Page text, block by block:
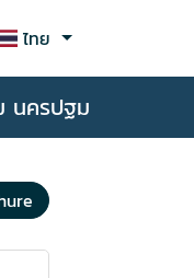
ไทย
นครปฐม